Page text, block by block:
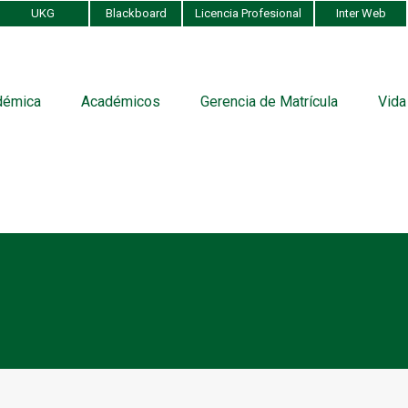
UKG Blackboard Licencia Profesional Inter Web
Académicos Gerencia de Matrícula